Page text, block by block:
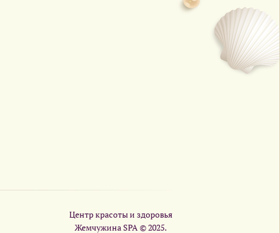
Центр красоты и здоровья
Жемчужина SPA © 2025.